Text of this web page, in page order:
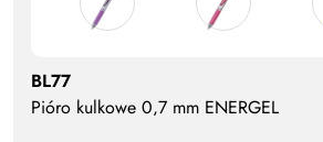
BL77
Pióro kulkowe 0,7 mm ENERGEL